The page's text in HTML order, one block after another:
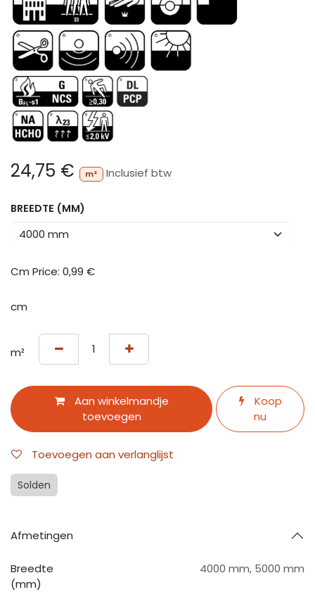
24,75 € m² Inclusief btw
BREEDTE (MM)
Cm Price: 0,99 €
cm
m²
Aan winkelmandje
toevoegen
Koop
nu
Toevoegen aan verlanglijst
Solden
Afmetingen
Breedte
(mm)
4000 mm, 5000 mm